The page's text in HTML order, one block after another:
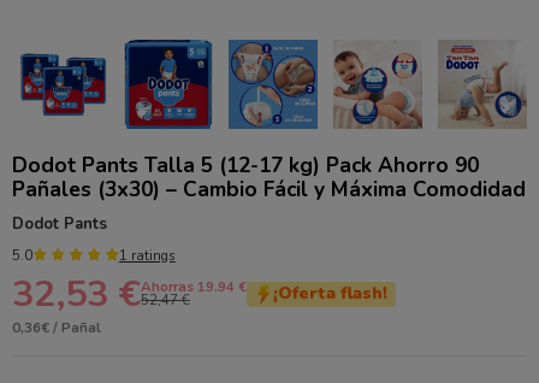
Dodot Pants Talla 5 (12-17 kg) Pack Ahorro 90
Pañales (3x30) – Cambio Fácil y Máxima Comodidad
Dodot Pants
5.0 1 ratings
32,53 €Ahorras 19.94 €
52,47 € ¡Oferta flash!
0,36€ / Pañal